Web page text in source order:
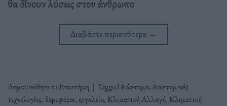
θα δίνουν λύσεις στον άνθρωπο
Διαβάστε περισσότερα →
Δημοσιεύθηκε σεΕπιστήμη | Taggedδιάστημα,διαστημικές
τεχνολογίες,δορυφόροι, εργαλεία, Κλιματική Αλλαγή, Κλιματική